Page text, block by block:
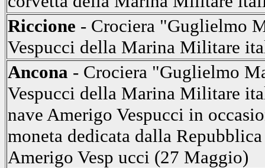
Riccione - Crociera "Guglielmo
Vespucci della Marina Militare
Ancona - Crociera "Guglielmo
Vespucci della Marina Militare
nave Amerigo Vespucci in
moneta dedicata dalla
Amerigo Vesp ucci (27 Maggio)